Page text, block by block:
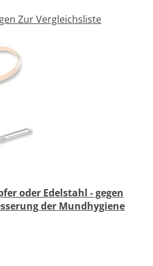
Zur Vergleichsliste
oder Edelstahl - gegen
der Mundhygiene